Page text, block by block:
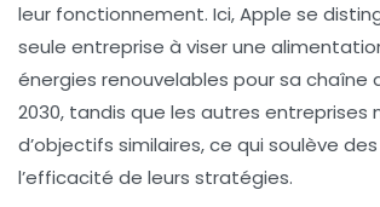
leur fonctionnement. Ici, Apple se
seule entreprise à viser une
énergies renouvelables pour sa chaîne
2030, tandis que les autres entreprises
d’objectifs similaires, ce qui soulève
l’efficacité de leurs stratégies.